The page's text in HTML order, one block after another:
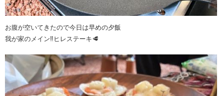
お腹が空いてきたので今日は早めの夕飯
我が家のメイン‼️ヒレステーキ🥩